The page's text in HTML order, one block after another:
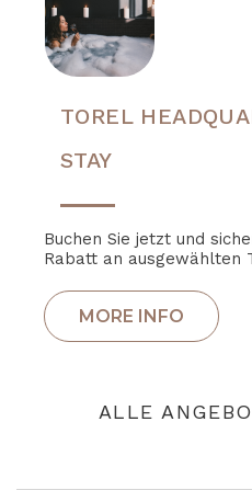
TOREL
STAY
Buchen Sie jetzt und
Rabatt an ausgewählten
ALLE